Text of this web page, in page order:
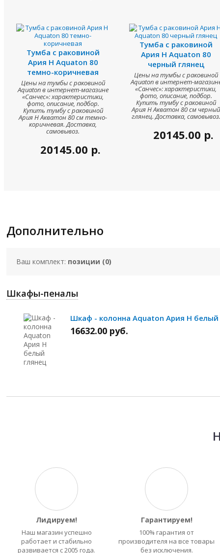
Тумба с раковиной
Ария Н Aquaton 80
темно-коричневая
Цены на тумбы с раковиной
Aquaton в интернет-магазине
«Санчес»: характеристики,
фото, описание, подбор.
Купить тумбу с раковиной
Ария Н Акватон 80 см темно-
коричневая. Доставка,
самовывоз.
20145.00 р.
Тумба с раковиной
Ария Н Aquaton 80
черный глянец
Цены на тумбы с раковиной
Aquaton в интернет-
«Санчес»: характеристики,
фото, описание, подбор.
Купить тумбу с раковиной
Ария Н Акватон 80 см черный
глянец. Доставка, самовывоз.
20145.00 р.
Дополнительно
Ваш комплект: позиции (0)
Шкафы-пеналы
Шкаф - колонна Aquaton Ария Н белый
16632.00 руб.
Лидируем!
Наш магазин успешно
работает и стабильно
развивается с 2005 года.
Гарантируем!
100% гарантия от
производителя на все товары
без исключения.